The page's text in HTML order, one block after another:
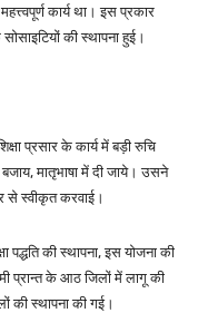
कार्य था। इस प्रकार
की स्थापना हुई।
प्रसार के कार्य में बड़ी रुचि
मातृभाषा में दी जाये। उसने
से स्वीकृत करवाई।
पद्धति की स्थापना, इस योजना की
प्रान्त के आठ जिलों में लागू की
की स्थापना की गई।